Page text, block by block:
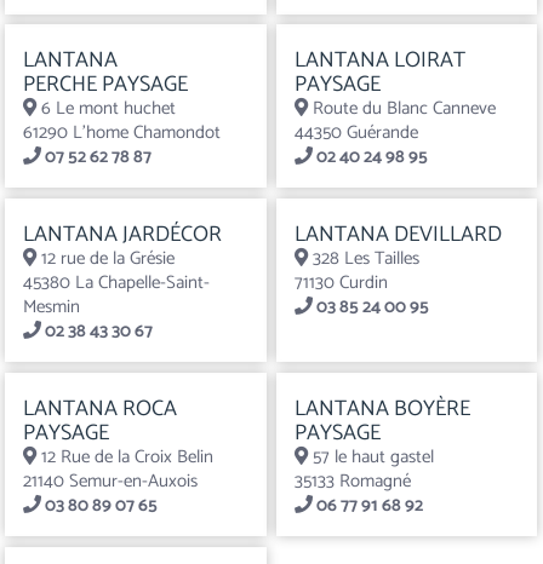
LANTANA
PERCHE PAYSAGE
6 Le mont huchet
61290 L’home Chamondot
07 52 62 78 87
LANTANA LOIRAT
PAYSAGE
Route du Blanc Canneve
44350 Guérande
02 40 24 98 95
LANTANA JARDÉCOR
12 rue de la Grésie
45380 La Chapelle-Saint-
Mesmin
02 38 43 30 67
LANTANA DEVILLARD
328 Les Tailles
71130 Curdin
03 85 24 00 95
LANTANA ROCA
PAYSAGE
12 Rue de la Croix Belin
21140 Semur-en-Auxois
03 80 89 07 65
LANTANA BOYÈRE
PAYSAGE
57 le haut gastel
35133 Romagné
06 77 91 68 92